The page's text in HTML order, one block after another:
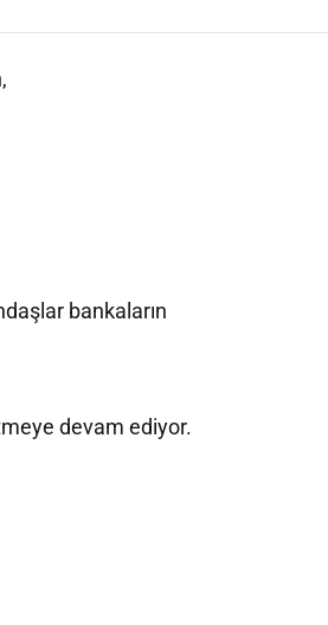
bankaların
devam ediyor.